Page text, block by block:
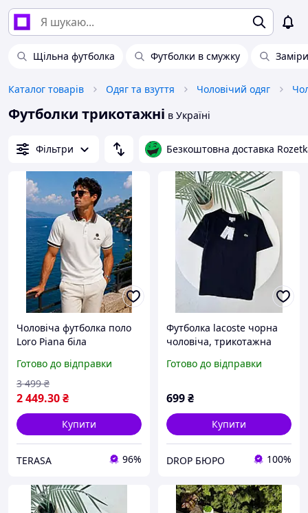
Щільна футболка Футболки в смужку
Каталог товарів Одяг та взуття Чоловічий одяг
Футболки трикотажні в Україні
Фільтри Безкоштовна доставка
Чоловіча футболка поло
Loro Piana біла
теніска Лоро Піано
преміум на літо
трикотажна футболка з
коміром
Готово до відправки
2 449.30₴
3 499 ₴
Купити
TERASA 96%
Футболка lacoste чорна
чоловіча, трикотажна
футболка
Готово до відправки
699₴
Купити
DROP БЮРО 100%